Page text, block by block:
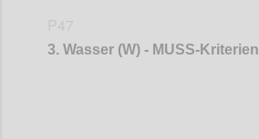
3. Wasser (W) - MUSS-Kriterien